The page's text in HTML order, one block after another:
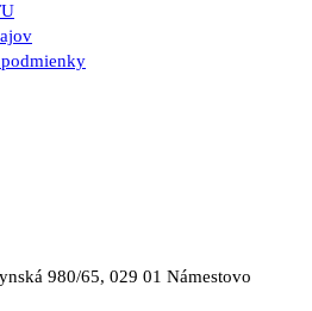
980/65, 029 01 Námestovo